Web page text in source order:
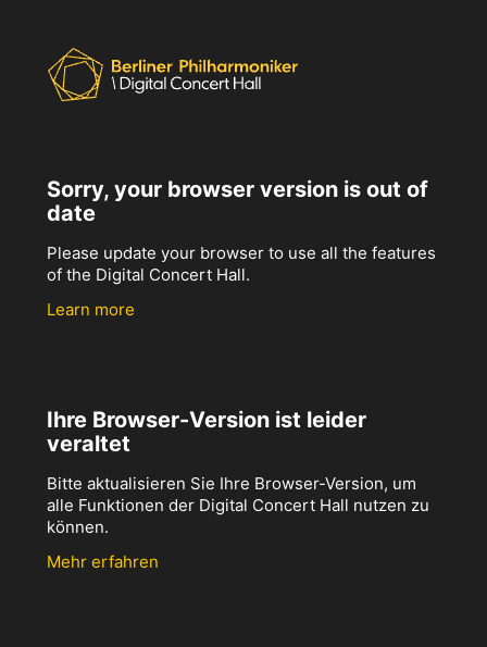
Sorry, your browser version is out of
date
Please update your browser to use all the features
of the Digital Concert Hall.
Learn more
Ihre Browser-Version ist leider
veraltet
Bitte aktualisieren Sie Ihre Browser-Version, um
alle Funktionen der Digital Concert Hall nutzen zu
können.
Mehr erfahren